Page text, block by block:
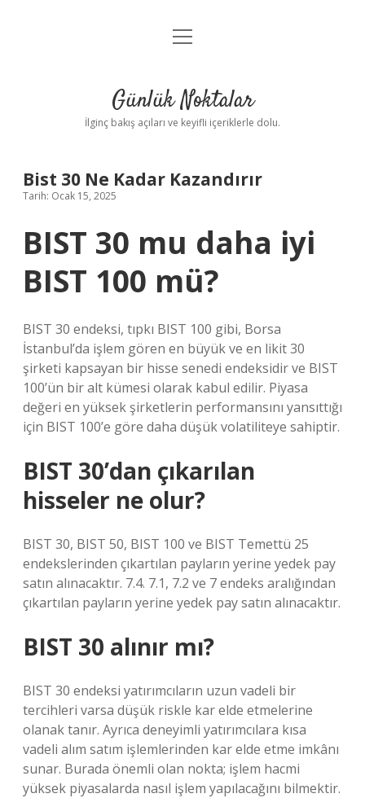
Anasayfa
Yasal Uyarı
menüyü
Günlük Noktalar
İlginç bakış açıları ve keyifli içeriklerle dolu.
Bist 30 Ne Kadar Kazandırır
Tarih: Ocak 15, 2025
BIST 30 mu daha iyi
BIST 100 mü?
BIST 30 endeksi, tıpkı BIST 100 gibi, Borsa
İstanbul’da işlem gören en büyük ve en likit 30
şirketi kapsayan bir hisse senedi endeksidir ve BIST
100’ün bir alt kümesi olarak kabul edilir. Piyasa
değeri en yüksek şirketlerin performansını yansıttığı
için BIST 100’e göre daha düşük volatiliteye sahiptir.
BIST 30’dan çıkarılan
hisseler ne olur?
BIST 30, BIST 50, BIST 100 ve BIST Temettü 25
endekslerinden çıkartılan payların yerine yedek pay
satın alınacaktır. 7.4. 7.1, 7.2 ve 7 endeks aralığından
çıkartılan payların yerine yedek pay satın alınacaktır.
BIST 30 alınır mı?
BIST 30 endeksi yatırımcıların uzun vadeli bir
tercihleri ​​varsa düşük riskle kar elde etmelerine
olanak tanır. Ayrıca deneyimli yatırımcılara kısa
vadeli alım satım işlemlerinden kar elde etme imkânı
sunar. Burada önemli olan nokta; işlem hacmi
yüksek piyasalarda nasıl işlem yapılacağını bilmektir.